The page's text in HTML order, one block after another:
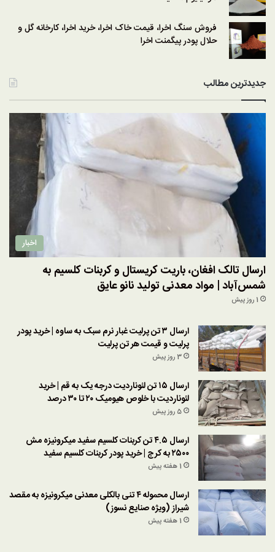
فروش سنگ اخرا، قیمت خاک اخرا، خرید اخرا، کارخانه گل و
حلال پودر پیگمنت اخرا
جدیدترین مطالب
اخبار
ارسال تالک افغان، باریت کریستال و کربنات کلسیم به
شمس‌آباد | مواد معدنی تولید نانو عایق
1 روز پیش
ارسال ۳ تن پرلیت غبار نرم سبک به ساوه | خرید پودر
پرلیت و قیمت هر تن پرلیت
3 روز پیش
ارسال ۱۵ تن لئوناردیت درجه یک به قم | خرید
لئوناردیت با خلوص هیومیک ۲۰ تا ۳۰ درصد
5 روز پیش
ارسال ۴.۵ تن کربنات کلسیم سفید میکرونیزه مش
۲۵۰۰ به کرج | خرید پودر کربنات کلسیم سفید
1 هفته پیش
ارسال محموله ۴ تنی بالکلی معدنی میکرونیزه به مقصد
شیراز (ویژه صنایع نسوز)
1 هفته پیش